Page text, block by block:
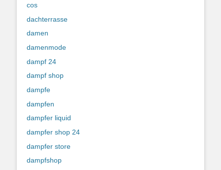
cos
dachterrasse
damen
damenmode
dampf 24
dampf shop
dampfe
dampfen
dampfer liquid
dampfer shop 24
dampfer store
dampfshop